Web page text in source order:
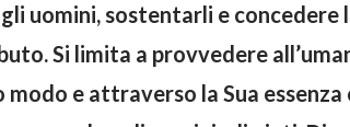
uomini, sostentarli e
Si limita a provvedere
modo e attraverso la Sua